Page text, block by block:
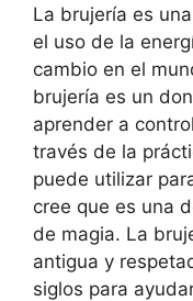
La brujería es
el uso de la
cambio en el
brujería es un
aprender a
través de la
puede utilizar
cree que es una
de magia. La
antigua y
siglos para